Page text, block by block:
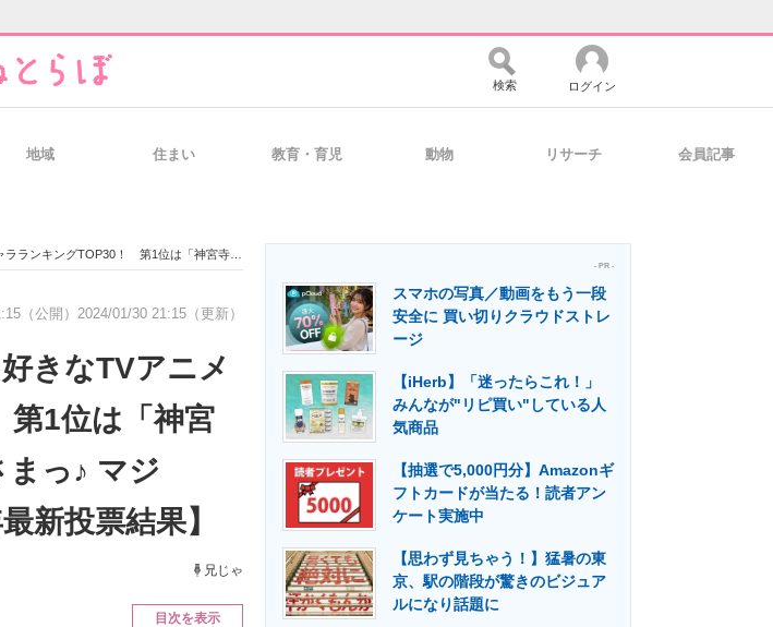
経営リーダーのコミュニティ マーケ×ITの今がよく分かる
製造業のIT導入・活用を支援
設計の基本と応用 エネルギーの専門メディア 建設×テクノロジーの最前線
検索 ログイン
地域 住まい 教育・育児 動物 リサーチ 会員記事
（うたの☆プリンスさまっ♪ マジLOVEシリーズ）」【2024年最新投票結果】
（公開） 2024/01/30 21:15（更新）
きなTVアニメ
1位は「神宮
っ♪ マジ
新投票結果】
兄じゃ
目次を表示
- PR -
スマホの写真／動画をもう一段
安全に 買い切りクラウドストレ
ージ
【iHerb】「迷ったらこれ！」
みんなが"リピ買い"している人
気商品
【抽選で5,000円分】Amazonギ
フトカードが当たる！読者アン
ケート実施中
【思わず見ちゃう！】猛暑の東
京、駅の階段が驚きのビジュア
ルになり話題に